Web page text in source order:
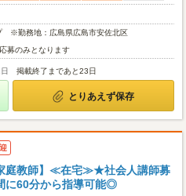
※勤務地：広島県広島市安佐北区
募のみとなります
掲載終了まであと23日
とりあえず保存
庭教師】≪在宅≫★社会人講師募
に60分から指導可能◎